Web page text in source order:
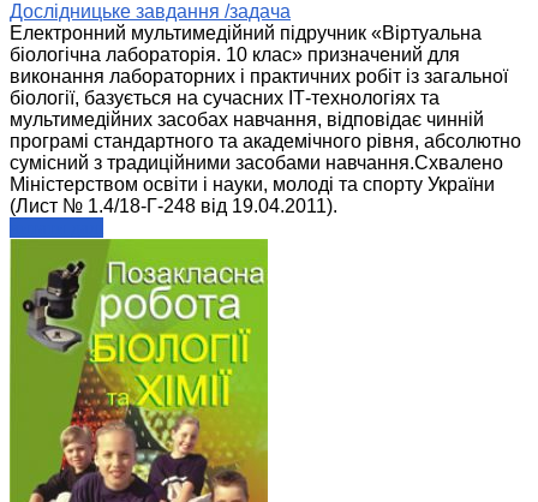
Дослідницьке завдання /задача
Електронний мультимедійний підручник «Віртуальна
біологічна лабораторія. 10 клас» призначений для
виконання лабораторних і практичних робіт із загальної
біології, базується на сучасних ІТ-технологіях та
мультимедійних засобах навчання, відповідає чинній
програмі стандартного та академічного рівня, абсолютно
сумісний з традиційними засобами навчання.Схвалено
Міністерством освіти і науки, молоді та спорту України
(Лист № 1.4/18-Г-248 від 19.04.2011).